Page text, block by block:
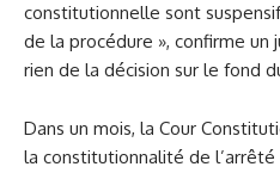
constitutionnelle sont
de la procédure », confirme un
rien de la décision sur le fond
Dans un mois, la Cour
la constitutionnalité de